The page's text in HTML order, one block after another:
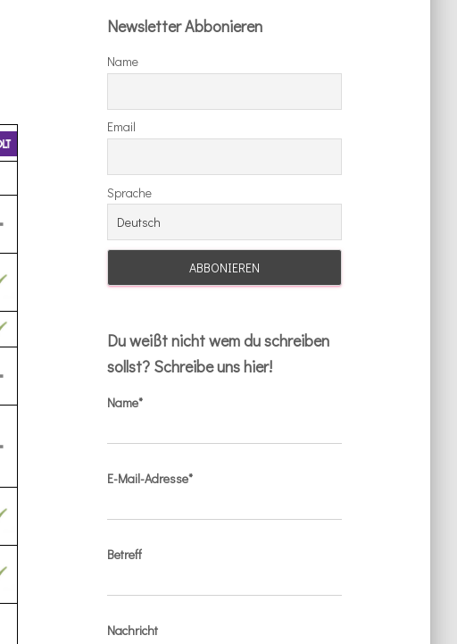
Newsletter Abbonieren
Name
Email
Sprache
Du weißt nicht wem du schreiben
sollst? Schreibe uns hier!
Name*
E-Mail-Adresse*
Betreff
Nachricht